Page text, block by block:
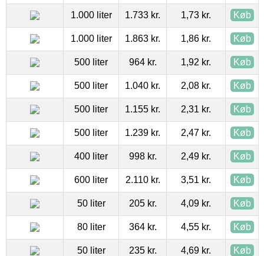
1.000 liter 1.733 kr. 1,73 kr. Køb
1.000 liter 1.863 kr. 1,86 kr. Køb
500 liter 964 kr. 1,92 kr. Køb
500 liter 1.040 kr. 2,08 kr. Køb
500 liter 1.155 kr. 2,31 kr. Køb
500 liter 1.239 kr. 2,47 kr. Køb
400 liter 998 kr. 2,49 kr. Køb
600 liter 2.110 kr. 3,51 kr. Køb
50 liter 205 kr. 4,09 kr. Køb
80 liter 364 kr. 4,55 kr. Køb
50 liter 235 kr. 4,69 kr. Køb